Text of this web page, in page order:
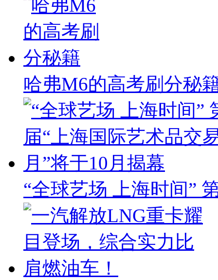
哈弗M6的高考刷分秘
“全球艺场 上海时间”